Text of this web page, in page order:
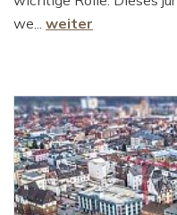
we... weiter